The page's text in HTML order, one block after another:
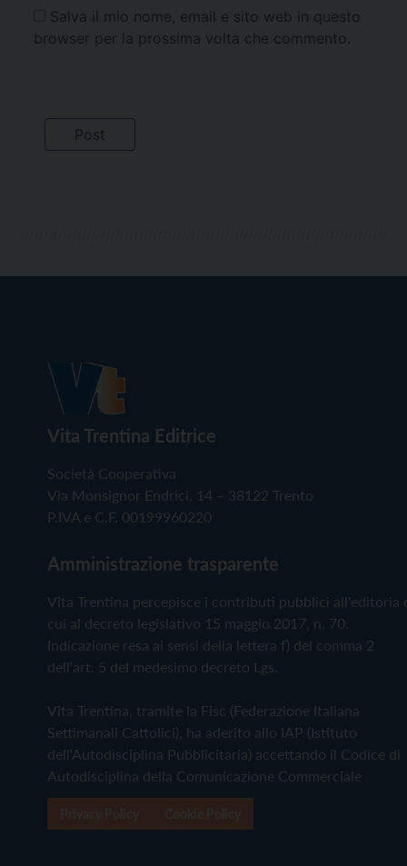
Salva il mio nome, email e sito web in questo
browser per la prossima volta che commento.
Vita Trentina Editrice
Società Cooperativa
Via Monsignor Endrici, 14 – 38122 Trento
P.IVA e C.F. 00199960220
Amministrazione trasparente
Vita Trentina percepisce i contributi pubblici all'editoria
cui al decreto legislativo 15 maggio 2017, n. 70.
Indicazione resa ai sensi della lettera f) del comma 2
dell'art. 5 del medesimo decreto Lgs.
Vita Trentina, tramite la Fisc (Federazione Italiana
Settimanali Cattolici), ha aderito allo IAP (Istituto
dell'Autodisciplina Pubblicitaria) accettando il Codice di
Autodisciplina della Comunicazione Commerciale